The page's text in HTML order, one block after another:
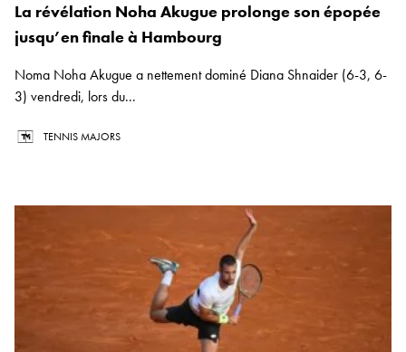
La révélation Noha Akugue prolonge son épopée
jusqu’en finale à Hambourg
Noma Noha Akugue a nettement dominé Diana Shnaider (6-3, 6-
3) vendredi, lors du...
TENNIS MAJORS